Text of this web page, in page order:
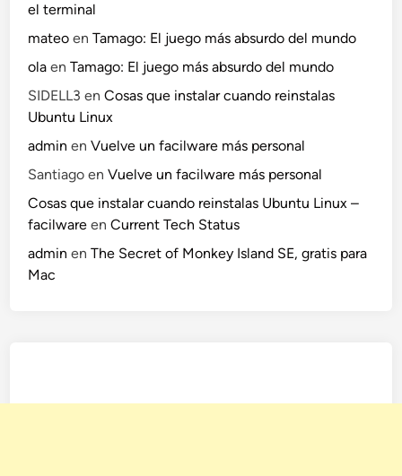
el terminal
mateo enTamago: El juego más absurdo del mundo
ola enTamago: El juego más absurdo del mundo
SIDELL3 enCosas que instalar cuando reinstalas
Ubuntu Linux
admin enVuelve un facilware más personal
Santiago enVuelve un facilware más personal
Cosas que instalar cuando reinstalas Ubuntu Linux –
facilware enCurrent Tech Status
admin enThe Secret of Monkey Island SE, gratis para
Mac